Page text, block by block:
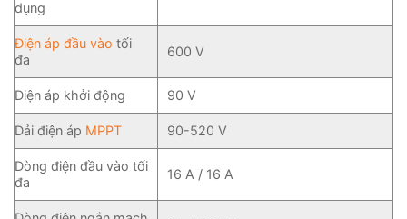
dụng
Điện áp đầu vào tối
đa
600 V
Điện áp khởi động 90 V
Dải điện áp MPPT 90-520 V
Dòng điện đầu vào tối
đa
16 A / 16 A